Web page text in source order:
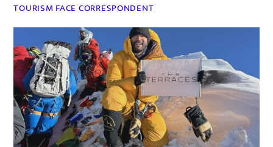
TOURISM FACE CORRESPONDENT